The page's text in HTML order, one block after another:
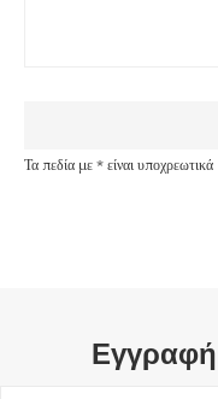
Τα πεδία με * είναι υποχρεωτικά